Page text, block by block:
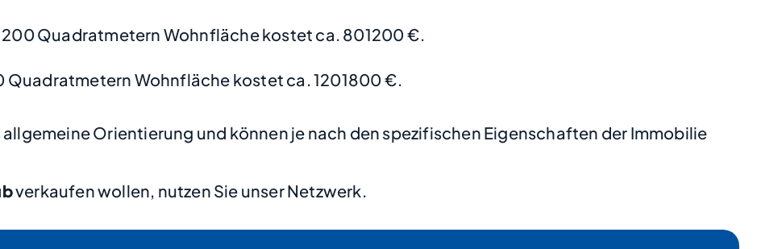
Quadratmetern Wohnfläche kostet ca. 801200 €.
Quadratmetern Wohnfläche kostet ca. 1201800 €.
Orientierung und können je nach den spezifischen Eigenschaften der Immobilie
verkaufen wollen, nutzen Sie unser Netzwerk.